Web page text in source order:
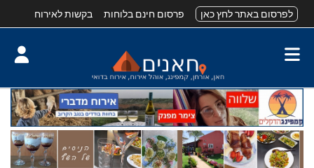
לפרסום באתר לחץ כאן פרסום חינם בלוחות בקשות לאירוח